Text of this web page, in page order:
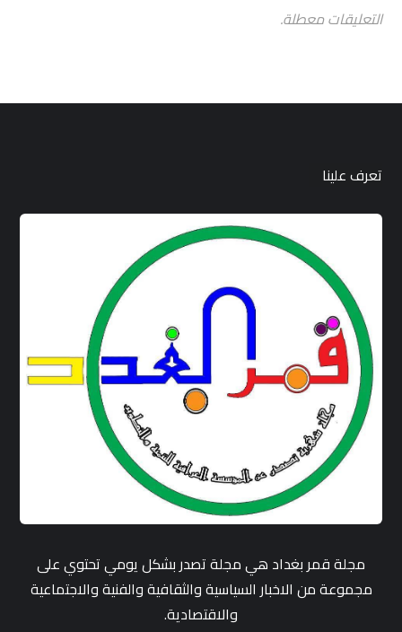
التعليقات معطلة.
تعرف علينا
مجلة قمر بغداد هي مجلة تصدر بشكل يومي تحتوي على
مجموعة من الاخبار السياسية والثقافية والفنية والاجتماعية
والاقتصادية.